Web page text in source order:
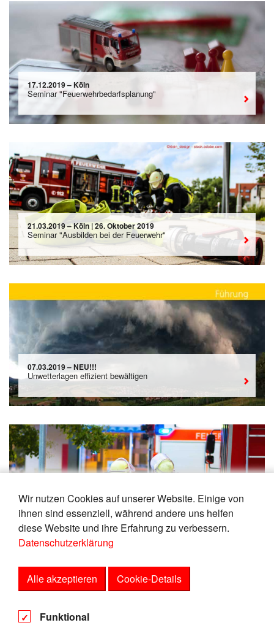
Wir nutzen Cookies auf unserer Website. Einige von
ihnen sind essenziell, während andere uns helfen
diese Website und ihre Erfahrung zu verbessern.
Datenschutzerklärung
Alle akzeptieren Cookie-Details
Funktional
17.12.2019 – Köln
Seminar "Feuerwehrbedarfsplanung"
21.03.2019 – Köln | 26. Oktober 2019
Seminar "Ausbilden bei der Feuerwehr"
07.03.2019 – NEU!!!
Unwetterlagen effizient bewältigen
25.09.2018 – Stuttgart
Seminar "Rechtsfragen beim Feuerwehreinsatz"